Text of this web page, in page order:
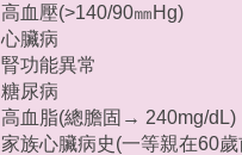
高血壓(>140/90㎜Hg)
心臟病
腎功能異常
糖尿病
高血脂(總膽固→ 240mg/dL)
家族心臟病史(一等親在60